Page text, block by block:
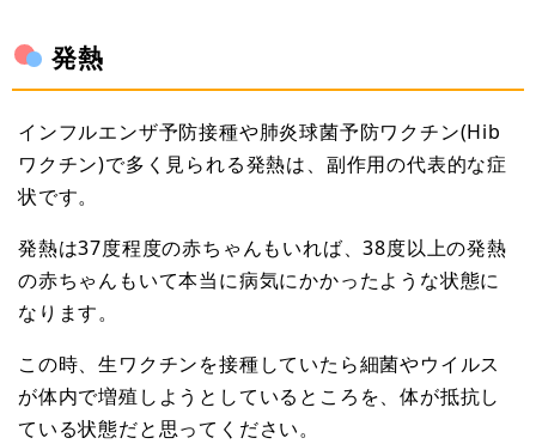
発熱
インフルエンザ予防接種や肺炎球菌予防ワクチン(Hib
ワクチン)で多く見られる発熱は、副作用の代表的な症
状です。
発熱は37度程度の赤ちゃんもいれば、38度以上の発熱
の赤ちゃんもいて本当に病気にかかったような状態に
なります。
この時、生ワクチンを接種していたら細菌やウイルス
が体内で増殖しようとしているところを、体が抵抗し
ている状態だと思ってください。